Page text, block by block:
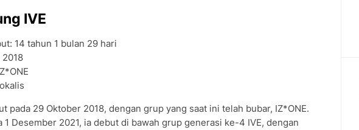
IVE
14 tahun 1 bulan 29 hari
pada 29 Oktober 2018, dengan grup yang saat ini telah bubar, IZ*ONE.
1 Desember 2021, ia debut di bawah grup generasi ke-4 IVE, dengan